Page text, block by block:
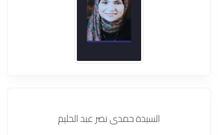
السيدة حمدى نصر عبد الحليم